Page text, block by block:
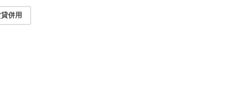
併用